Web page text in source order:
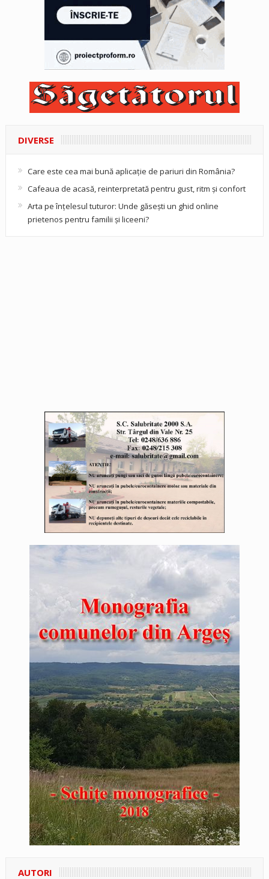
DIVERSE
Care este cea mai bună aplicație de pariuri din România?
Cafeaua de acasă, reinterpretată pentru gust, ritm și confort
Arta pe înțelesul tuturor: Unde găsești un ghid online
prietenos pentru familii și liceeni?
AUTORI